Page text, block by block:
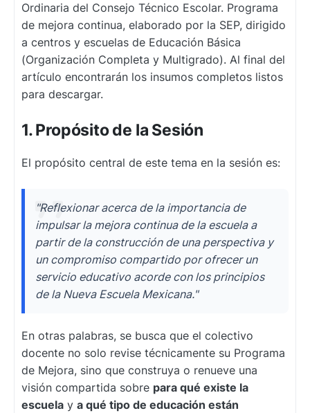
Ordinaria del Consejo Técnico Escolar. Programa
de mejora continua, elaborado por la SEP, dirigido
a centros y escuelas de Educación Básica
(Organización Completa y Multigrado). Al final del
artículo encontrarán los insumos completos listos
para descargar.
1. Propósito de la Sesión
El propósito central de este tema en la sesión es:
"Reflexionar acerca de la importancia de
impulsar la mejora continua de la escuela a
partir de la construcción de una perspectiva y
un compromiso compartido por ofrecer un
servicio educativo acorde con los principios
de la Nueva Escuela Mexicana."
En otras palabras, se busca que el colectivo
docente no solo revise técnicamente su Programa
de Mejora, sino que construya o renueve una
visión compartida sobre para qué existe la
escuela y a qué tipo de educación están